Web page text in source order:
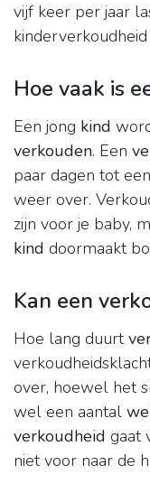
vijf keer per jaar
Hoe vaak is
Een jong kind
verkouden. Een
paar dagen tot
weer over.
zijn voor je baby,
kind doormaakt
Kan een
Hoe lang duurt
over, hoewel het
wel een aantal
verkoudheid gaat
niet voor naar de